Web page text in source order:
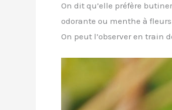
On dit qu’elle préfère
odorante ou menthe à
On peut l’observer en train